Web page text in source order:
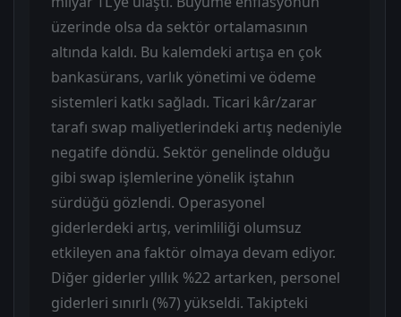
üzerinde olsa da sektör ortalamasının
altında kaldı. Bu kalemdeki artışa en çok
bankasürans, varlık yönetimi ve ödeme
sistemleri katkı sağladı. Ticari kâr/zarar
tarafı swap maliyetlerindeki artış nedeniyle
negatife döndü. Sektör genelinde olduğu
gibi swap işlemlerine yönelik iştahın
sürdüğü gözlendi. Operasyonel
giderlerdeki artış, verimliliği olumsuz
etkileyen ana faktör olmaya devam ediyor.
Diğer giderler yıllık %22 artarken, personel
giderleri sınırlı (%7) yükseldi. Takipteki